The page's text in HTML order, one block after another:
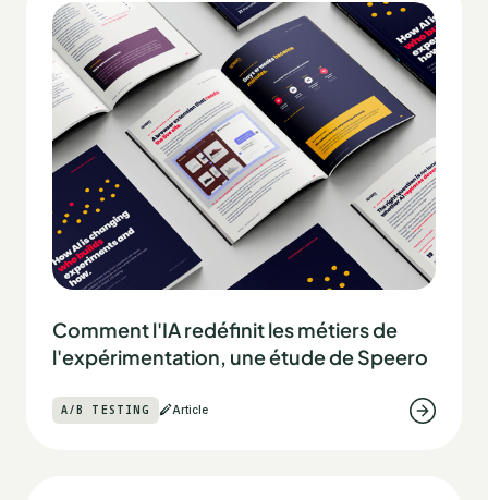
Comment l'IA redéfinit les métiers de
l'expérimentation, une étude de Speero
A/B TESTING Article